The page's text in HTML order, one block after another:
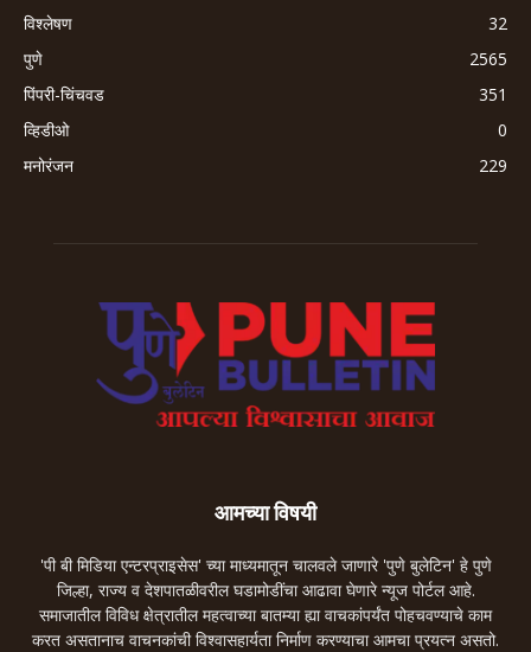
विश्लेषण
32
पुणे
2565
पिंपरी-चिंचवड
351
व्हिडीओ
0
मनोरंजन
229
आमच्या विषयी
'पी बी मिडिया एन्टरप्राइसेस' च्या माध्यमातून चालवले जाणारे 'पुणे बुलेटिन' हे पुणे
जिल्हा, राज्य व देशपातळीवरील घडामोडींचा आढावा घेणारे न्यूज पोर्टल आहे.
समाजातील विविध क्षेत्रातील महत्वाच्या बातम्या ह्या वाचकांपर्यंत पोहचवण्याचे काम
करत असतानाच वाचनकांची विश्वासहार्यता निर्माण करण्याचा आमचा प्रयत्न असतो.